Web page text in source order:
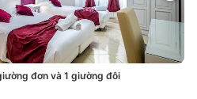
đơn và 1 giường đôi